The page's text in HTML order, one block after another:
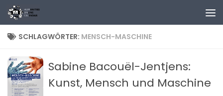
Zum Inhalt springen
SCHLAGWÖRTER: MENSCH-MASCHINE
Sabine Bacouël-Jentjens:
Kunst, Mensch und Maschine